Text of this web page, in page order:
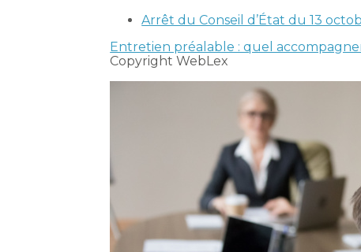
Arrêt du Conseil d’État du 13
Entretien préalable : quel
Copyright WebLex